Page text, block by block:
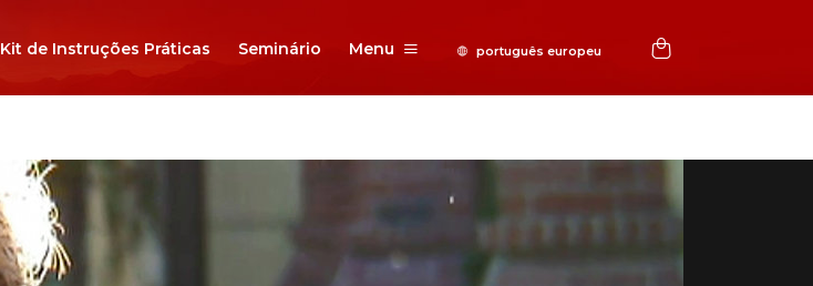
Kit de Instruções Práticas Seminário Menu